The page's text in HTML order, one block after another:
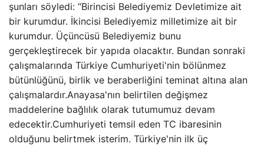
şunları söyledi: “Birincisi Belediyemiz Devletimize ait
bir kurumdur. İkincisi Belediyemiz milletimize ait bir
kurumdur. Üçüncüsü Belediyemiz bunu
gerçekleştirecek bir yapıda olacaktır. Bundan sonraki
çalışmalarında Türkiye Cumhuriyeti'nin bölünmez
bütünlüğünü, birlik ve beraberliğini teminat altına alan
çalışmalardır.Anayasa'nın belirtilen değişmez
maddelerine bağlılık olarak tutumumuz devam
edecektir.Cumhuriyeti temsil eden TC ibaresinin
olduğunu belirtmek isterim. Türkiye'nin ilk üç